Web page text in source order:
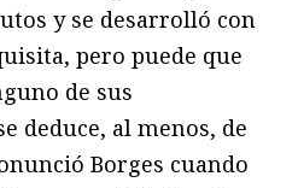
y se desarrolló con
pero puede que
de sus
deduce, al menos, de
Borges cuando